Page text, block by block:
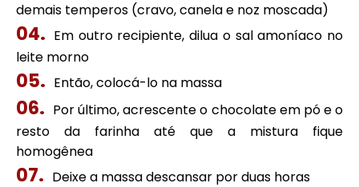
demais temperos (cravo, canela e noz moscada)
Em outro recipiente, dilua o sal amoníaco no
leite morno
Então, colocá-lo na massa
Por último, acrescente o chocolate em pó e o
resto da farinha até que a mistura fique
homogênea
Deixe a massa descansar por duas horas